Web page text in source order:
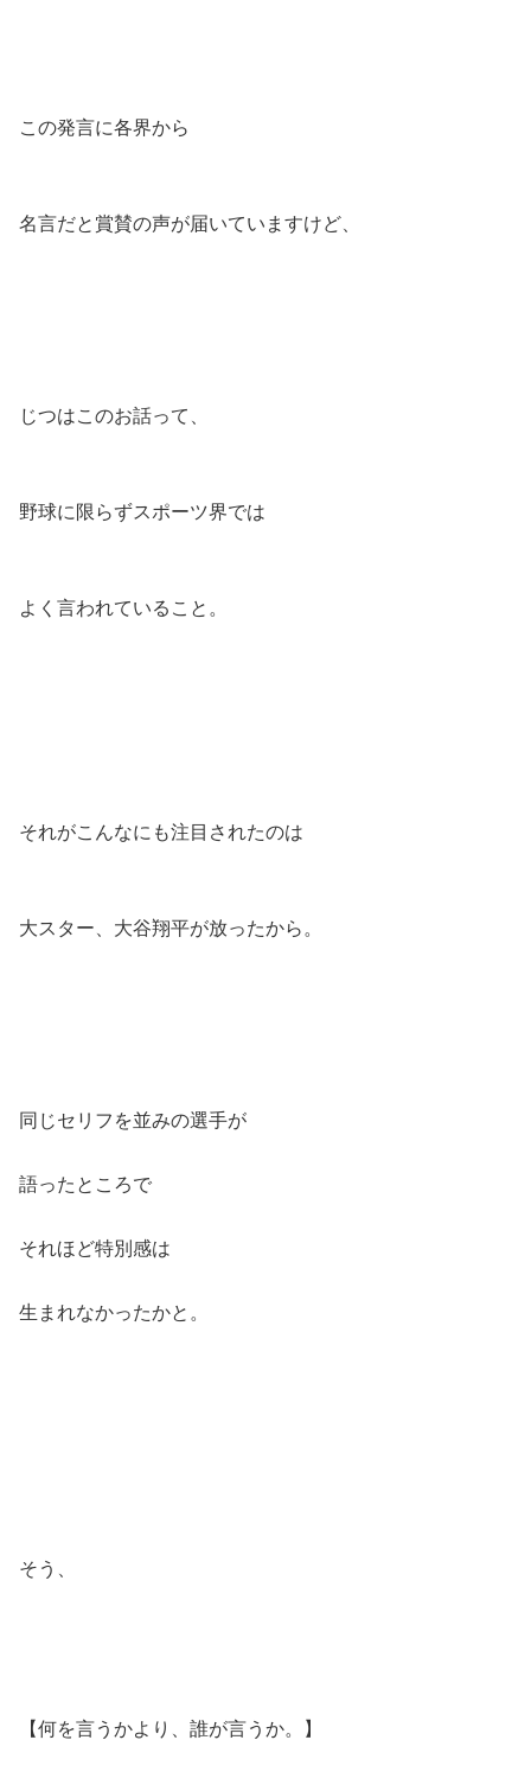
この発言に各界から
名言だと賞賛の声が届いていますけど、
じつはこのお話って、
野球に限らずスポーツ界では
よく言われていること。
それがこんなにも注目されたのは
大スター、大谷翔平が放ったから。
同じセリフを並みの選手が
語ったところで
それほど特別感は
生まれなかったかと。
そう、
【何を言うかより、誰が言うか。】